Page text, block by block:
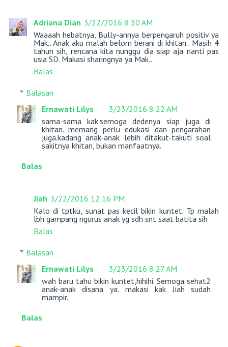
Adriana Dian 3/22/2016 8:30 AM
Waaaah hebatnya, Bully-annya berpengaruh positiv ya
Mak.. Anak aku malah belom berani di khitan.. Masih 4
tahun sih, rencana kita nunggu dia siap aja nanti pas
usia SD. Makasi sharingnya ya Mak..
Balas
Balasan
Ernawati Lilys
3/23/2016 8:22 AM
sama-sama kak.semoga dedenya siap juga di
khitan. memang perlu edukasi dan pengarahan
juga.kadang anak-anak lebih ditakut-takuti soal
sakitnya khitan, bukan manfaatnya.
Balas
Jiah 3/22/2016 12:16 PM
Kalo di tptku, sunat pas kecil bikin kuntet. Tp malah
lbh gampang ngurus anak yg sdh snt saat batita sih
Balas
Balasan
Ernawati Lilys
3/23/2016 8:27 AM
wah baru tahu bikin kuntet,hihihi. Semoga sehat2
anak-anak disana ya. makasi kak Jiah sudah
mampir.
Balas